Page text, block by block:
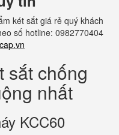
két sắt giá rẻ quý khách
số hotline: 0982770404
sắt chống
nhất
KCC60